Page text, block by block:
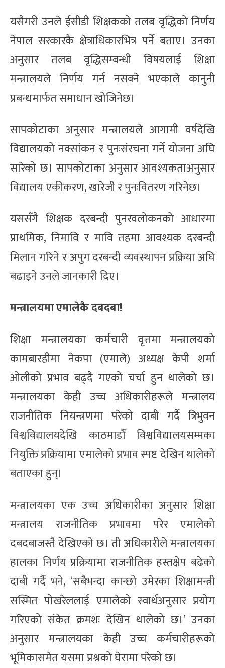
यसैगरी उनले ईसीडी शिक्षकको तलब वृद्धिको निर्णय
नेपाल सरकारकै क्षेत्राधिकारभित्र पर्ने बताए। उनका
अनुसार तलब वृद्धिसम्बन्धी विषयलाई शिक्षा
मन्त्रालयले निर्णय गर्न नसक्ने भएकाले कानुनी
प्रबन्धमार्फत समाधान खोजिनेछ।
सापकोटाका अनुसार मन्त्रालयले आगामी वर्षदेखि
विद्यालयको नक्सांकन र पुनःसंरचना गर्ने योजना अघि
सारेको छ। सापकोटाका अनुसार आवश्यकताअनुसार
विद्यालय एकीकरण, खारेजी र पुनःवितरण गरिनेछ।
यससँगै शिक्षक दरबन्दी पुनरवलोकनको आधारमा
प्राथमिक, निमावि र मावि तहमा आवश्यक दरबन्दी
मिलान गरिने र अपुग दरबन्दी व्यवस्थापन प्रक्रिया अघि
बढाइने उनले जानकारी दिए।
मन्त्रालयमा एमालेकै दबदबा!
शिक्षा मन्त्रालयका कर्मचारी वृत्तमा मन्त्रालयको
कामबारहीमा नेकपा (एमाले) अध्यक्ष केपी शर्मा
ओलीको प्रभाव बढ्दै गएको चर्चा हुन थालेको छ।
मन्त्रालयका केही उच्च अधिकारीहरूले मन्त्रालय
राजनीतिक नियन्त्रणमा परेको दाबी गर्दै त्रिभुवन
विश्वविद्यालयदेखि काठमाडौँ विश्वविद्यालयसम्मका
नियुक्ति प्रक्रियामा एमालेको प्रभाव स्पष्ट देखिन थालेको
बताएका हुन्।
मन्त्रालयका एक उच्च अधिकारीका अनुसार शिक्षा
मन्त्रालय राजनीतिक प्रभावमा परेर एमालेको
दबदबाजस्तै देखिएको छ। ती अधिकारीले मन्त्रालयका
हालका निर्णय प्रक्रियामा राजनीतिक हस्तक्षेप बढेको
दाबी गर्दै भने, ‘सबैभन्दा कान्छो उमेरका शिक्षामन्त्री
सस्मित पोखरेललाई एमालेको स्वार्थअनुसार प्रयोग
गरिएको संकेत क्रमशः देखिन थालेको छ।’ उनका
अनुसार मन्त्रालयका केही उच्च कर्मचारीहरूको
भूमिकासमेत यसमा प्रश्नको घेरामा परेको छ।